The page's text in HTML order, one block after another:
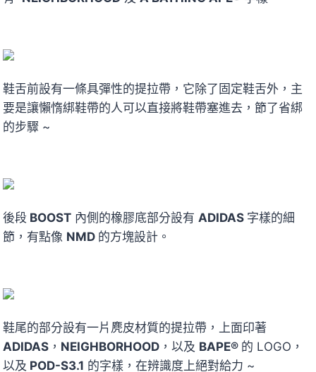
鞋舌前設有一條具彈性的提拉帶，它除了固定鞋舌外，主
要是讓懶惰綁鞋帶的人可以直接將鞋帶塞進去，節了省綁
的步驟 ~
後段 BOOST 內側的橡膠底部分設有 ADIDAS 字樣的細
節，有點像 NMD 的方塊設計。
鞋尾的部分設有一片麂皮材質的提拉帶，上面印著
ADIDAS ， NEIGHBORHOOD ，以及 BAPE® 的 LOGO，
以及 POD-S3.1 的字樣，在辨識度上絕對給力 ~